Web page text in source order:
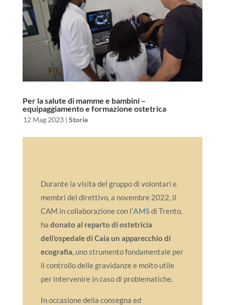
Per la salute di mamme e bambini –
equipaggiamento e formazione ostetrica
12 Mag 2023| Storie
Durante la visita del gruppo di volontari e
membri del direttivo, a novembre 2022, il
CAM in collaborazione con l’AMSdi Trento,
ha donato al reparto di ostetricia
dell’ospedale di Caia un apparecchio di
ecografia, uno strumento fondamentale per
il controllo delle gravidanze e molto utile
per intervenire in caso di problematiche.
In occasione della consegna ed